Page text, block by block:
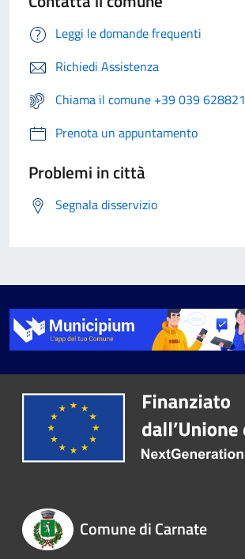
Leggi le domande frequenti
Richiedi Assistenza
Chiama il comune +39 039 628821
Prenota un appuntamento
Problemi in città
Segnala disservizio
Comune di Carnate